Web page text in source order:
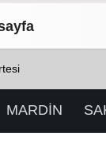
MARDİN